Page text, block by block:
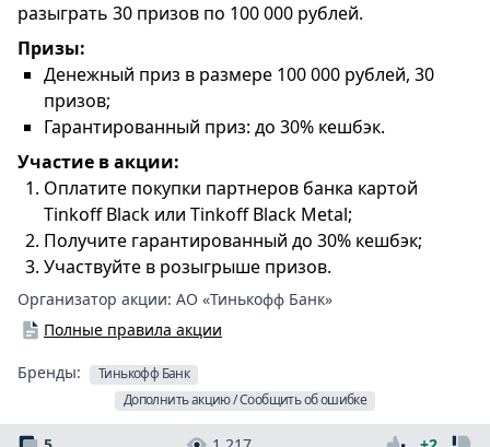
разыграть 30 призов по 100 000 рублей.
Призы:
Денежный приз в размере 100 000 рублей, 30
призов;
Гарантированный приз: до 30% кешбэк.
Участие в акции:
Оплатите покупки партнеров банка картой
Tinkoff Black или Tinkoff Black Metal;
Получите гарантированный до 30% кешбэк;
Участвуйте в розыгрыше призов.
Организатор акции: АО «Тинькофф Банк»
Полные правила акции
Бренды:
Тинькофф Банк
Дополнить акцию / Сообщить об ошибке